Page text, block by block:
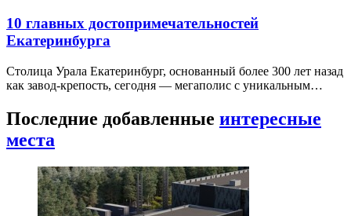
10 главных достопримечательностей
Екатеринбурга
Столица Урала Екатеринбург, основанный более 300 лет назад
как завод-крепость, сегодня — мегаполис с уникальным…
Последние добавленные интересные
места